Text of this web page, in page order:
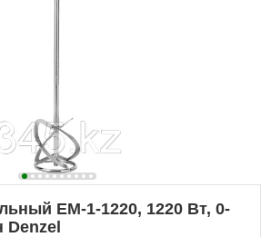
EM-1-1220, 1220 Вт, 0-
Denzel